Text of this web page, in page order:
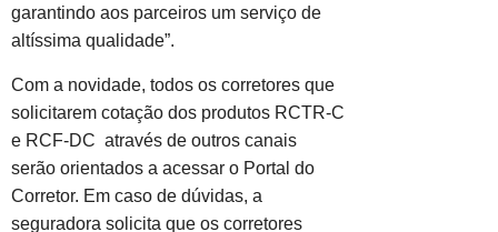
garantindo aos parceiros um serviço de
altíssima qualidade”.
Com a novidade, todos os corretores que
solicitarem cotação dos produtos RCTR-C
e RCF-DC através de outros canais
serão orientados a acessar o Portal do
Corretor. Em caso de dúvidas, a
seguradora solicita que os corretores